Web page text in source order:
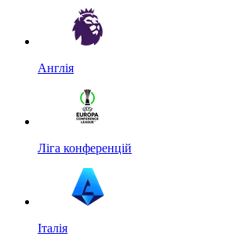
Англія
Ліга конференцій
Італія